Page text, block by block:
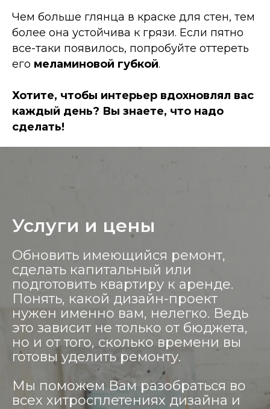
Чем больше глянца в краске для стен, тем
более она устойчива к грязи. Если пятно
все-таки появилось, попробуйте оттереть
его меламиновой губкой.
Хотите, чтобы интерьер вдохновлял вас
каждый день? Вы знаете, что надо
сделать!
Услуги и цены
Обновить имеющийся ремонт,
сделать капитальный или
подготовить квартиру к аренде.
Понять, какой дизайн-проект
нужен именно вам, нелегко. Ведь
это зависит не только от бюджета,
но и от того, сколько времени вы
готовы уделить ремонту.
Мы поможем Вам разобраться во
всех хитросплетениях дизайна и